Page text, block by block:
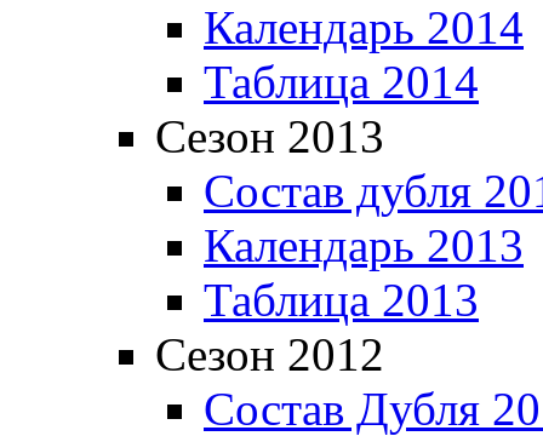
Календарь 2014
Таблица 2014
Сезон 2013
Состав дубля
Календарь 2013
Таблица 2013
Сезон 2012
Состав Дубля